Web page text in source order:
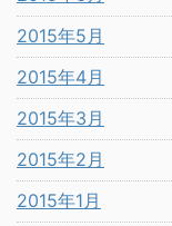
2015年5月
2015年4月
2015年3月
2015年2月
2015年1月